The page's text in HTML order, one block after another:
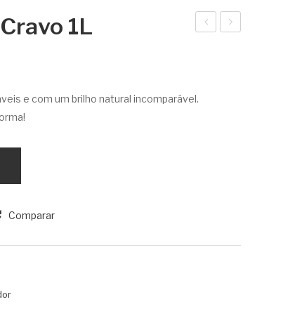
1L
e com um brilho natural incomparável.
Comparar